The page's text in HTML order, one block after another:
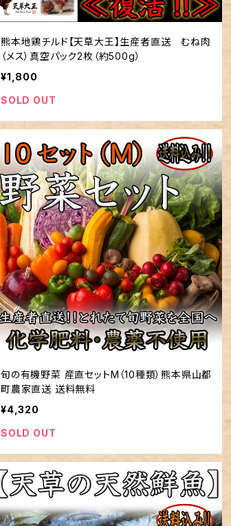
熊本地鶏チルド【天草大王】生産者直送 むね肉
（メス）真空パック2枚（約500g）
¥1,800
SOLD OUT
旬の有機野菜 産直セットM（10種類）熊本県山都
町農家直送 送料無料
¥4,320
SOLD OUT